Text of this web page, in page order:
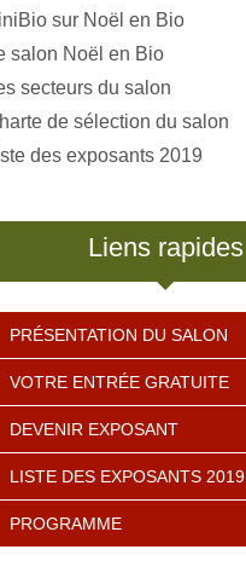
sur Noël en Bio
salon Noël en Bio
secteurs du salon
de sélection du salon
des exposants 2019
Liens rapides
PRÉSENTATION DU SALON
VOTRE ENTRÉE GRATUITE
DEVENIR EXPOSANT
LISTE DES EXPOSANTS 2019
PROGRAMME